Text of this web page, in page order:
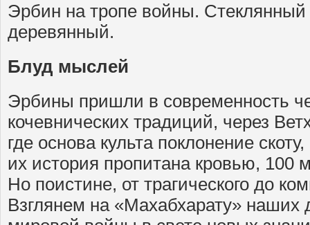
Эрбин на тропе войны.
деревянный.
Блуд мыслей
Эрбины пришли в современность
кочевнических традиций, через
где основа культа поклонение
их история пропитана кровью, 100
Но поистине, от трагического до
Взглянем на «Махабхарату» наших